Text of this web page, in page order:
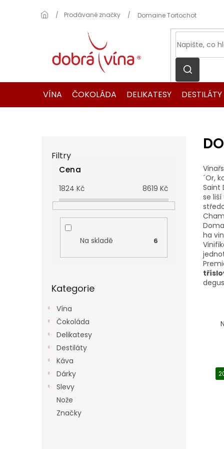
VÍNA
ČOKOLÁDA DELIKATESY DESTILÁTY
Domů
Prodávané značky Domaine Tortochot
Filtry
Cena
1824 Kč 8619 Kč
Na skladě 6
kategorie
Kategorie
Vína
Čokoláda
Delikatesy
Destiláty
Káva
Dárky
Slevy
Nože
Značky
´Or,
Saint
se liší
ha
a
í
p